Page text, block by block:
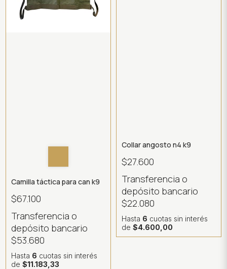
Camilla táctica para can k9
$67.100
Transferencia o
depósito bancario
$53.680
Hasta 6 cuotas sin interés
de$11.183,33
Collar angosto n4 k9
$27.600
Transferencia o
depósito bancario
$22.080
Hasta 6 cuotas sin interés
de $4.600,00